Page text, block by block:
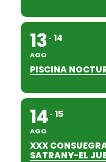
13
AGO
14
PISCINA
14
AGO
15
XXX
SATRANY-EL